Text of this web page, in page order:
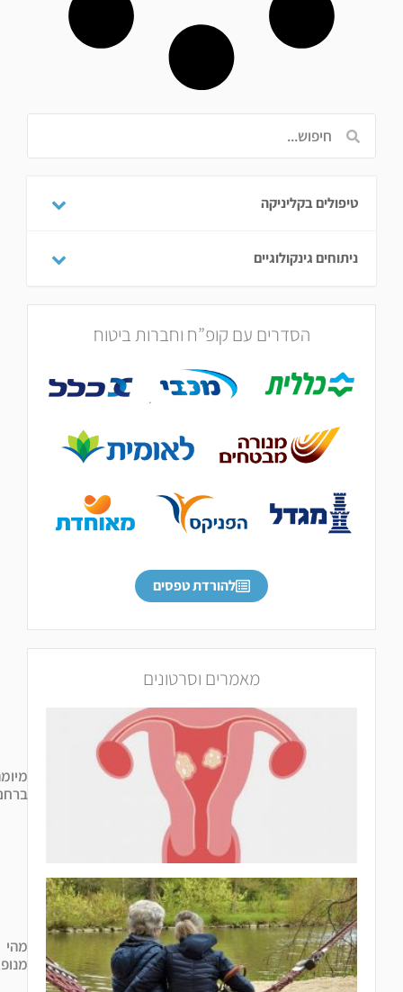
טיפולים בקליניקה
ניתוחים גינקולוגיים
הסדרים עם קופ”ח וחברות ביטוח
להורדת טפסים
מאמרים וסרטונים
מיומה
ברחם
מהי
מנופאוזה?